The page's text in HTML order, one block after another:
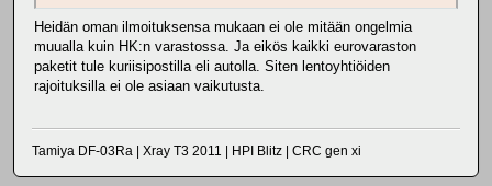
Heidän oman ilmoituksensa mukaan ei ole mitään ongelmia
muualla kuin HK:n varastossa. Ja eikös kaikki eurovaraston
paketit tule kuriisipostilla eli autolla. Siten lentoyhtiöiden
rajoituksilla ei ole asiaan vaikutusta.
Tamiya DF-03Ra | Xray T3 2011 | HPI Blitz | CRC gen xi